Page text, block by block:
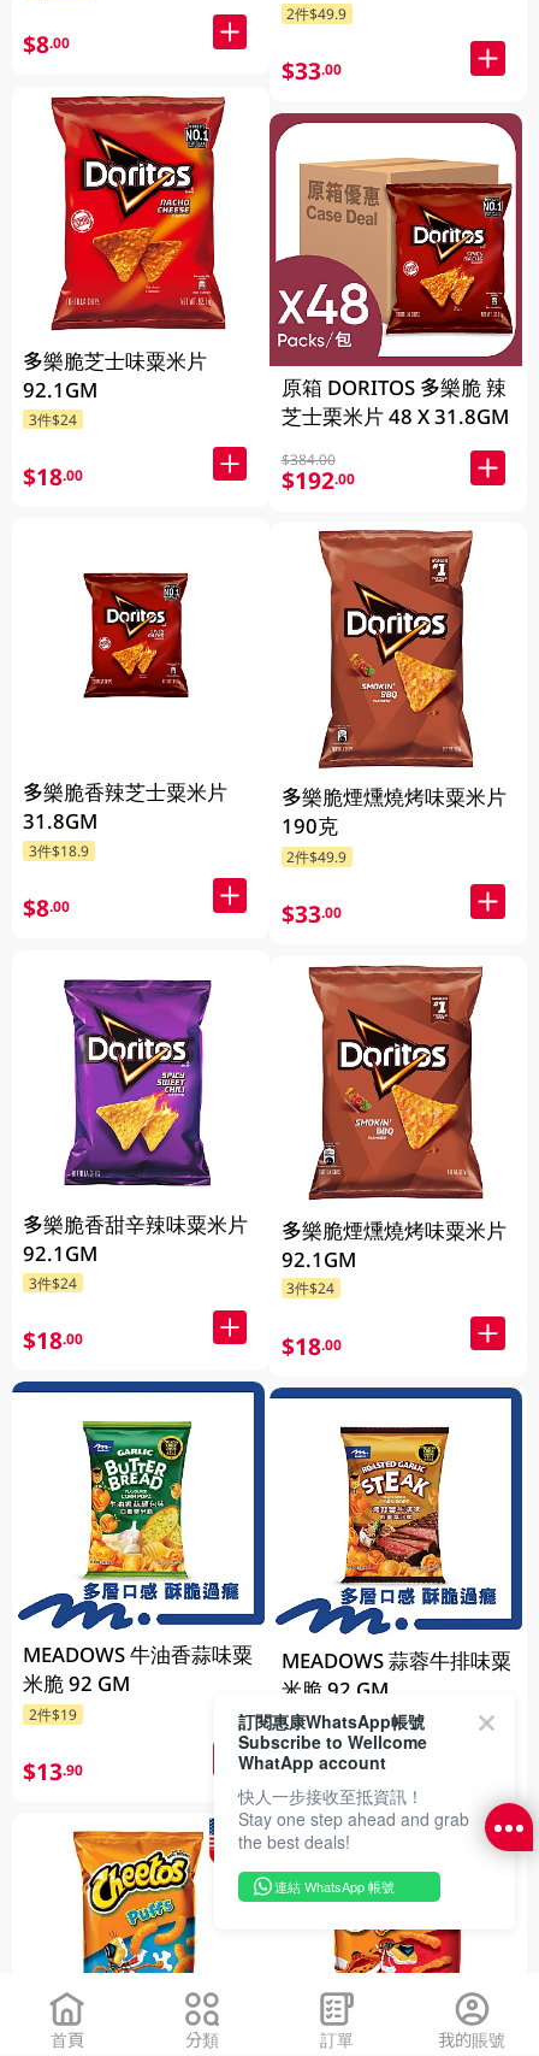
$8.00
多樂脆芝士味粟米片
92.1GM
3件$24
$18.00
多樂脆香辣芝士粟米片
31.8GM
3件$18.9
$8.00
多樂脆香甜辛辣味粟米片
92.1GM
3件$24
$18.00
MEADOWS 牛油香蒜味粟
米脆 92 GM
2件$19
$13.90
2件$49.9
$33.00
原箱 DORITOS 多樂脆 辣
芝士栗米片 48 X 31.8GM
$384.00
$192.00
多樂脆煙燻燒烤味粟米片
190克
2件$49.9
$33.00
多樂脆煙燻燒烤味粟米片
92.1GM
3件$24
$18.00
MEADOWS 蒜蓉牛排味粟
米脆 92 GM
2件$19
$13.90
首頁 分類 訂單 我的賬號
訂閱惠康WhatsApp帳號
Subscribe to Wellcome
WhatApp account
快人一步接收至抵資訊！
Stay one step ahead and grab
the best deals!
連結 WhatsApp 帳號